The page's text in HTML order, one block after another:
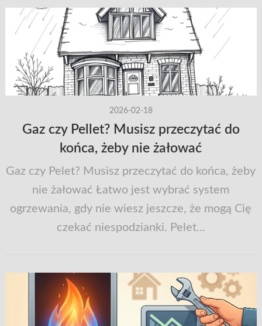
2026-02-18
Gaz czy Pellet? Musisz przeczytać do
końca, żeby nie żałować
Gaz czy Pelet? Musisz przeczytać do końca, żeby
nie żałować Łatwo jest wybrać system
ogrzewania, gdy nie wiesz jeszcze, że mogą Cię
czekać niespodzianki. Pelet...